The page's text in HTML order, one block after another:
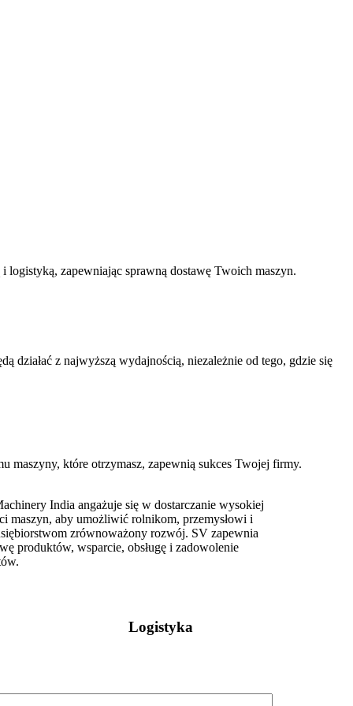
zapewniając sprawną dostawę Twoich maszyn.
działać z najwyższą wydajnością, niezależnie od tego, gdzie się
maszyny, które otrzymasz, zapewnią sukces Twojej firmy.
India angażuje się w dostarczanie wysokiej
maszyn, aby umożliwić rolnikom, przemysłowi i
zrównoważony rozwój. SV zapewnia
produktów, wsparcie, obsługę i zadowolenie
Logistyka